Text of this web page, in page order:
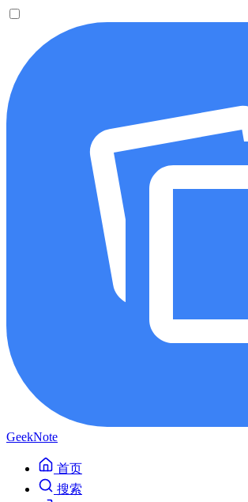
GeekNote
首页
搜索